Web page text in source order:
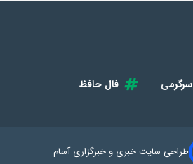
سرگرمی
فال حافظ
طراحی سایت خبری و خبرگزاری آسام